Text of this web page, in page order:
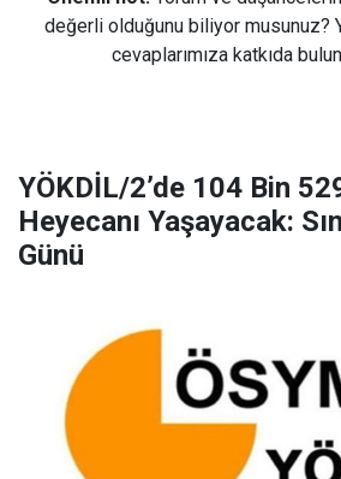
değerli olduğunu biliyor musunuz?
cevaplarımıza katkıda
YÖKDİL/2’de 104 Bin
Heyecanı Yaşayacak:
Günü